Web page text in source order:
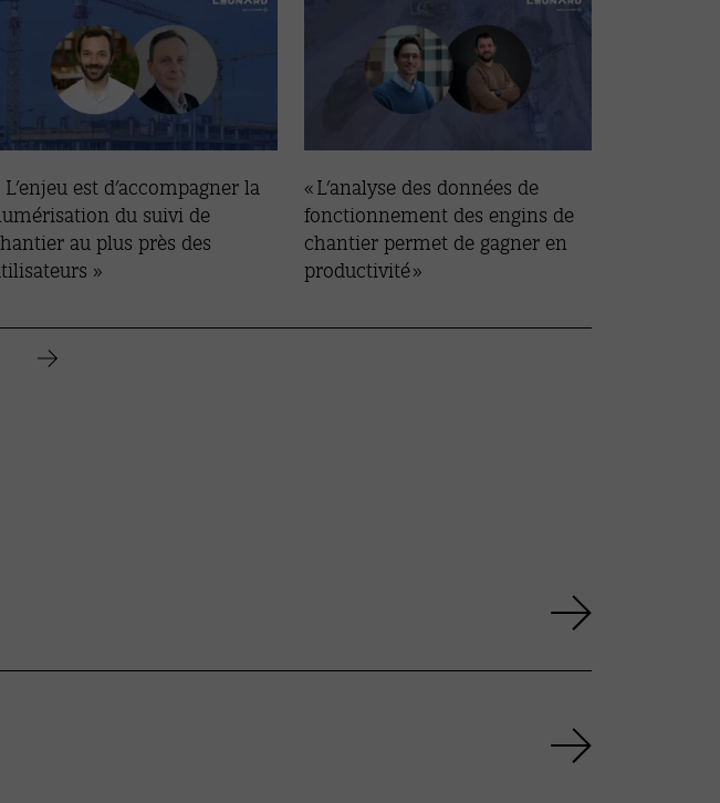
L’enjeu est d’accompagner la
du suivi de
au plus près des
»
« L’analyse des données de
fonctionnement des engins de
chantier permet de gagner en
productivité »